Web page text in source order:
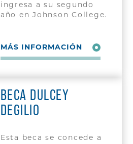
ingresa a su segundo
año en Johnson College.
MÁS INFORMACIÓN
BECA DULCEY
DEGILIO
Esta beca se concede a